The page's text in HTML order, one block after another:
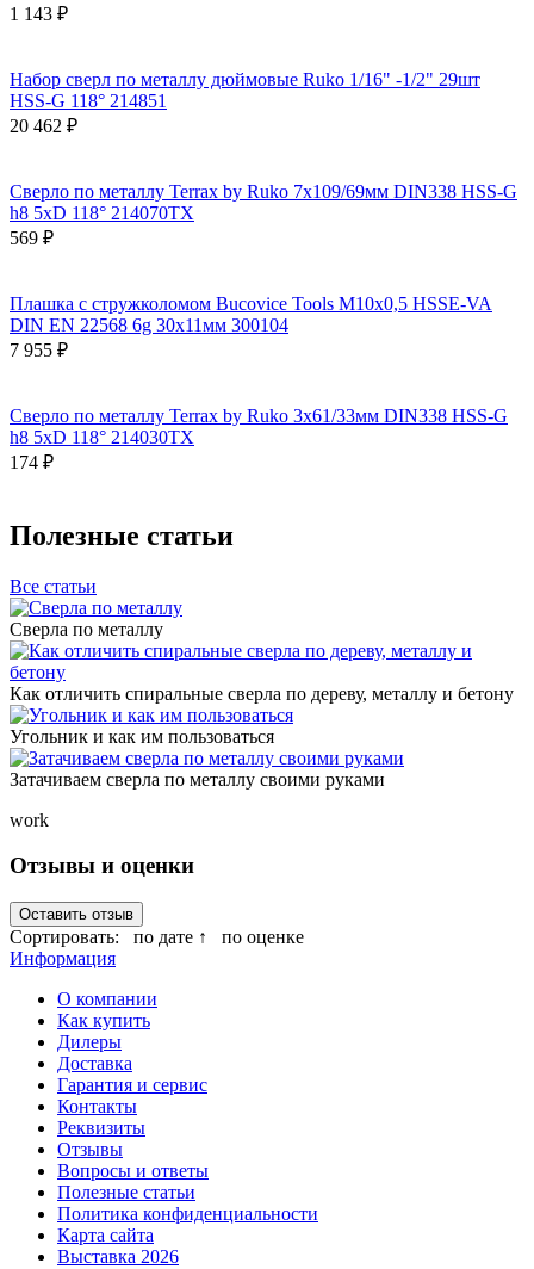
1 143 ₽
Набор сверл по металлу дюймовые Ruko 1/16" -1/2" 29шт
HSS-G 118° 214851
20 462 ₽
Сверло по металлу Terrax by Ruko 7x109/69мм DIN338 HSS-G
h8 5xD 118° 214070TX
569 ₽
Плашка с стружколомом Bucovice Tools М10х0,5 HSSE-VA
DIN EN 22568 6g 30х11мм 300104
7 955 ₽
Сверло по металлу Terrax by Ruko 3x61/33мм DIN338 HSS-G
h8 5xD 118° 214030TX
174 ₽
Полезные статьи
Все статьи
Сверла по металлу
Как отличить спиральные сверла по дереву, металлу и бетону
Угольник и как им пользоваться
Затачиваем сверла по металлу своими руками
work
Отзывы и оценки
Оставить отзыв
Сортировать: по дате ↑
по оценке
Информация
О компании
Как купить
Дилеры
Доставка
Гарантия и сервис
Контакты
Реквизиты
Отзывы
Вопросы и ответы
Полезные статьи
Политика конфиденциальности
Карта сайта
Выставка 2026